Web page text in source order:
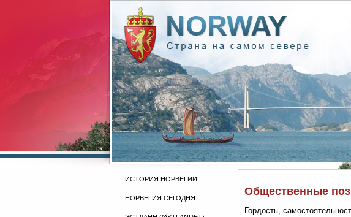
ИСТОРИЯ НОРВЕГИИ
НОРВЕГИЯ СЕГОДНЯ
Общественные
Гордость,